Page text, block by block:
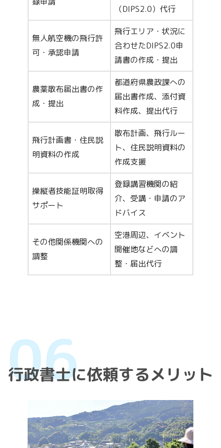
（DIPS2.0）代行
無人航空機の飛行許
可・承認申請
飛行エリア・状況に
合わせたDIPS2.0申
請書の作成・提出
農薬散布届出書の作
成・提出
都道府県農政課への
届出書作成、添付資
料作成、提出代行
飛行計画書・住民説
明資料の作成
散布計画、飛行ルー
ト、住民説明資料の
作成支援
操縦者技能証明取得
サポート
登録講習機関の紹
介、受講・申請のア
ドバイス
その他関係機関への
調整
空港周辺、イベント
開催地などへの調
整・届出代行
行政書士に依頼するメリット